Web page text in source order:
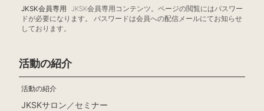
JKSK会員専用
JKSK会員専用コンテンツ。ページの閲覧にはパスワー
ドが必要になります。 パスワードは会員への配信メールにてお知らせ
しております。
活動の紹介
活動の紹介
JKSKサロン／セミナー